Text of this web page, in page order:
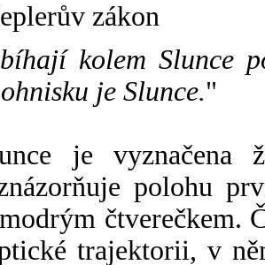
zákon
kolem Slunce
je Slunce."
je vyznačena
polohu
čtverečkem.
trajektorii, v